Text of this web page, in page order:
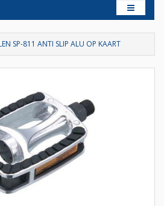
SP-811 ANTI SLIP ALU OP KAART